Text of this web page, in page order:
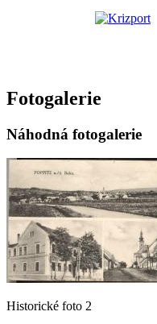
Fotogalerie
Náhodná fotogalerie
Historické foto 2